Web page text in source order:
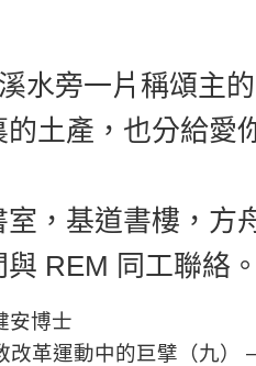
水旁一片稱頌主
土產，也分給愛
，基道書樓，方
REM 同工聯絡
安博士
改革運動中的巨擘（九）